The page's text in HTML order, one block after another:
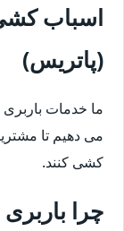
اسباب
(پاتریس)
ما خدمات باربری
می دهیم تا
کشی کنند.
چرا